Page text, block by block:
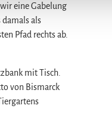
eine Gabelung
damals als
Pfad rechts ab.
mit Tisch.
von Bismarck